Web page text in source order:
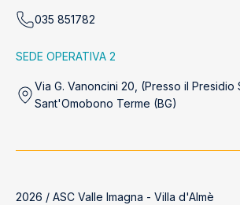
035 851782
SEDE OPERATIVA 2
Via G. Vanoncini 20, (Presso il Presidio
Sant'Omobono Terme (BG)
2026 / ASC Valle Imagna - Villa d'Almè